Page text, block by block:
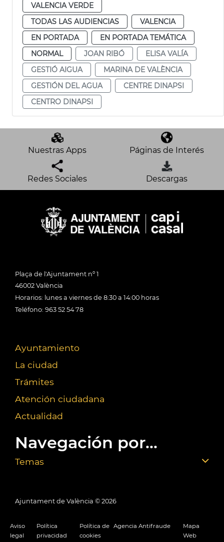
VALENCIA VERDE
TODAS LAS AUDIENCIAS
VALENCIA
EN PORTADA
EN PORTADA TEMÁTICA
NORMAL
JOAN RIBÓ
ELISA VALÍA
GESTIÓ AIGUA
MARINA DE VALÈNCIA
GESTIÓN DEL AGUA
CENTRE DINAPSI
CENTRO DINAPSI
Nuestras Apps Páginas de Interés
Redes Sociales Descargas
Plaça de l'Ajuntament nº 1
46002 València
Horarios: lunes a viernes de 8:30 a 14:00 horas
Teléfono: 963 52 54 78
Ayuntamiento
La ciudad
Trámites
Atención ciudadana
Actualidad
Navegación por...
Temas
Ajuntament de València © 2026
Aviso
legal
Política
privacidad
Política de
cookies
Agencia Antifraude
Mapa
Web